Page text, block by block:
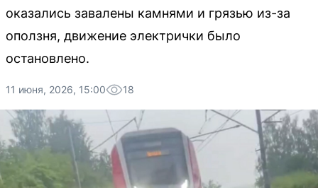
оказались завалены камнями и грязью из-за
оползня, движение электрички было
остановлено.
11 июня, 2026, 15:00 18